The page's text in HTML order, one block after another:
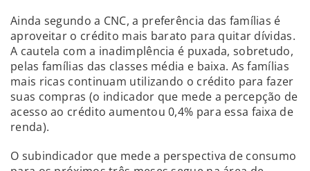
Ainda segundo a CNC, a preferência das famílias é
aproveitar o crédito mais barato para quitar dívidas.
A cautela com a inadimplência é puxada, sobretudo,
pelas famílias das classes média e baixa. As famílias
mais ricas continuam utilizando o crédito para fazer
suas compras (o indicador que mede a percepção de
acesso ao crédito aumentou 0,4% para essa faixa de
renda).
O subindicador que mede a perspectiva de consumo